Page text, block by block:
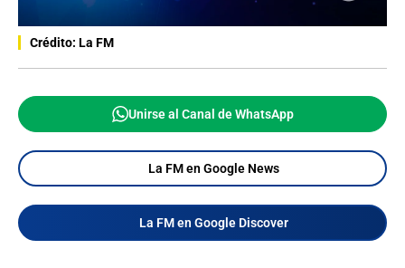
Crédito: La FM
Unirse al Canal de WhatsApp
La FM en Google News
La FM en Google Discover